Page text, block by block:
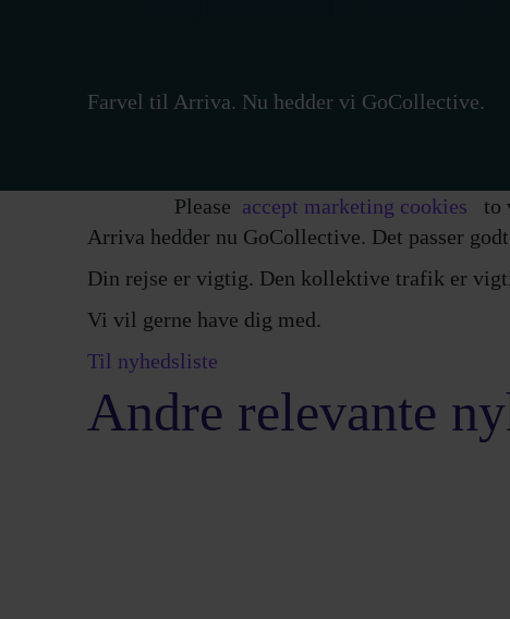
Farvel til Arriva. Nu hedder vi GoCollective.
Please accept marketing cookies
to
Arriva hedder nu GoCollective. Det passer
Din rejse er vigtig. Den kollektive trafik er
Vi vil gerne have dig med.
Til nyhedsliste
Andre relevante